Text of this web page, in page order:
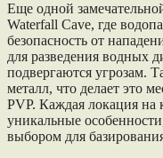
Еще одной
Waterfall Cave, где
безопасность от
для разведения водных
подвергаются угрозам.
металл, что делает это
PVP. Каждая локация на
уникальные
выбором для